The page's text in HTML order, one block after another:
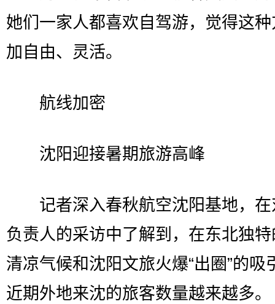
她们一家人都喜欢自驾游，觉得这
加自由、灵活。
航线加密
沈阳迎接暑期旅游高峰
记者深入春秋航空沈阳基地，在
负责人的采访中了解到，在东北独
清凉气候和沈阳文旅火爆“出圈”的吸
近期外地来沈的旅客数量越来越多。